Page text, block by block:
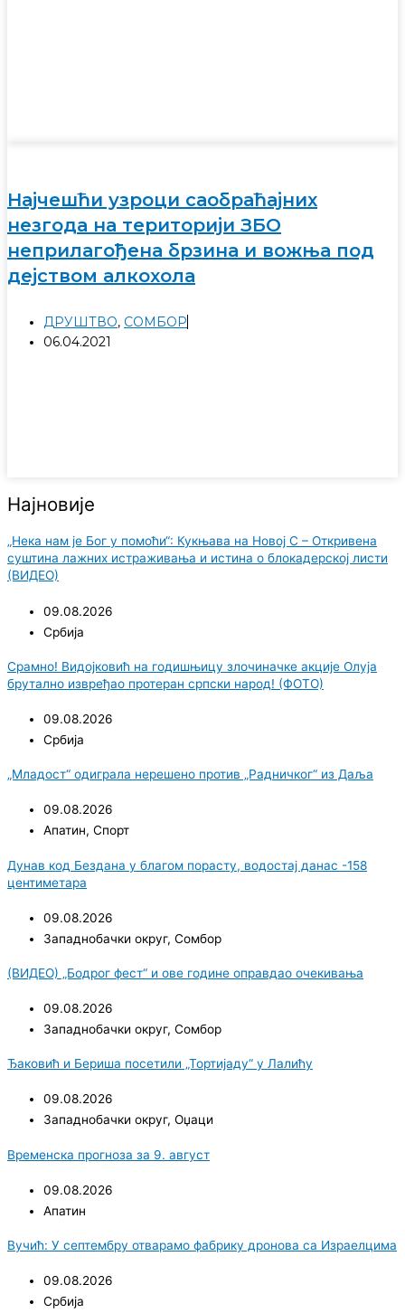
Најчешћи узроци саобраћајних
незгода на територији ЗБО
неприлагођена брзина и вожња под
дејством алкохола
ДРУШТВО, СОМБОР
06.04.2021
Најновије
„Нека нам је Бог у помоћи“: Кукњава на Новој С – Откривена
суштина лажних истраживања и истина о блокадерској листи
(ВИДЕО)
09.08.2026
Србија
Срамно! Видојковић на годишњицу злочиначке акције Олуја
брутално извређао протеран српски народ! (ФОТО)
09.08.2026
Србија
„Младост“ одиграла нерешено против „Радничког“ из Даља
09.08.2026
Апатин, Спорт
Дунав код Бездана у благом порасту, водостај данас -158
центиметара
09.08.2026
Западнобачки округ, Сомбор
(ВИДЕО) „Бодрог фест“ и ове године оправдао очекивања
09.08.2026
Западнобачки округ, Сомбор
Ђаковић и Бериша посетили „Тортијаду“ у Лалићу
09.08.2026
Западнобачки округ, Оџаци
Временска прогноза за 9. август
09.08.2026
Апатин
Вучић: У септембру отварамо фабрику дронова са Израелцима
09.08.2026
Србија